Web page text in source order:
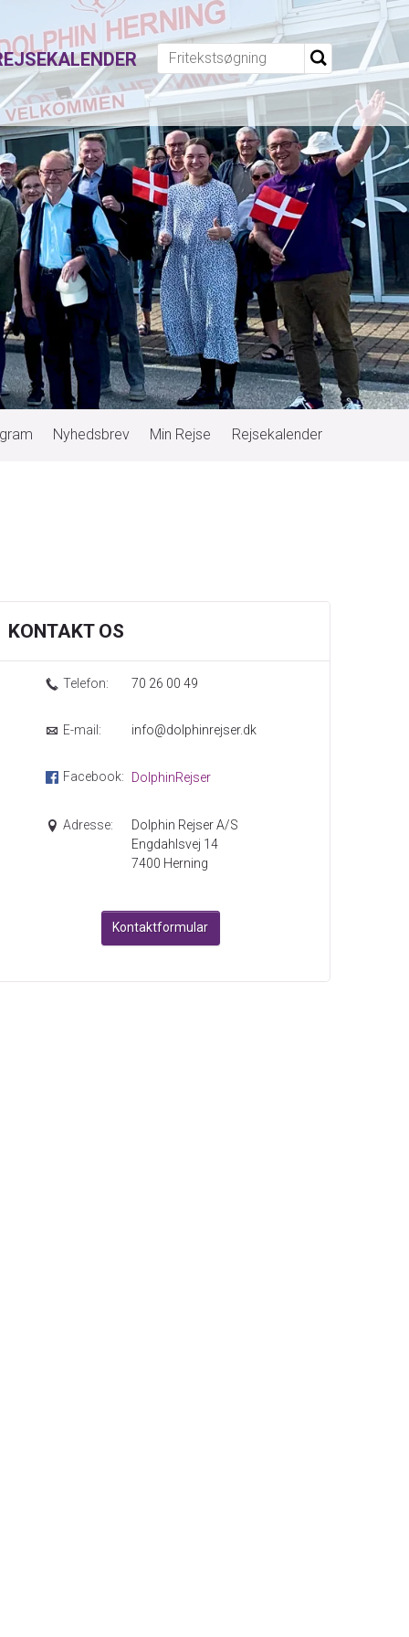
Nyhedsbrev Min Rejse Rejsekalender
KONTAKT OS
Telefon: 70 26 00 49
E-mail: info@dolphinrejser.dk
Facebook: DolphinRejser
Adresse:
Dolphin Rejser A/S
Engdahlsvej 14
7400 Herning
Kontaktformular